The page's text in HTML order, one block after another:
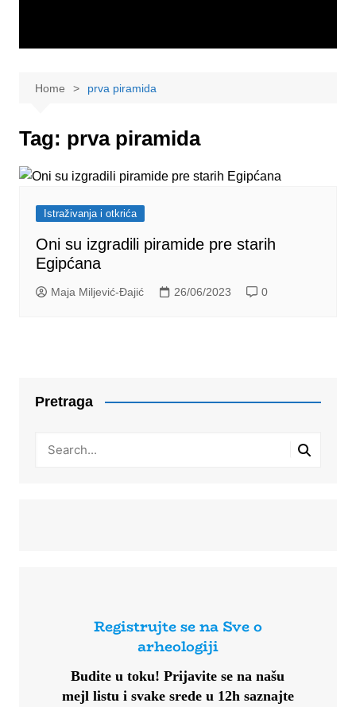
Home prva piramida
Tag: prva piramida
Istraživanja i otkrića
Oni su izgradili piramide pre starih
Egipćana
Maja Miljević-Đajić 26/06/2023 0
Pretraga
Registrujte se na Sve o
arheologiji
Budite u toku!Prijavite se na našu
mejl listu i svake srede u 12h saznajte